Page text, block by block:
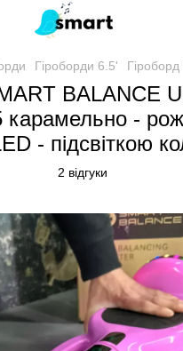
Гіроборди 6.5'
BALANCE
карамельно -
- підсвіткою
2 відгуки